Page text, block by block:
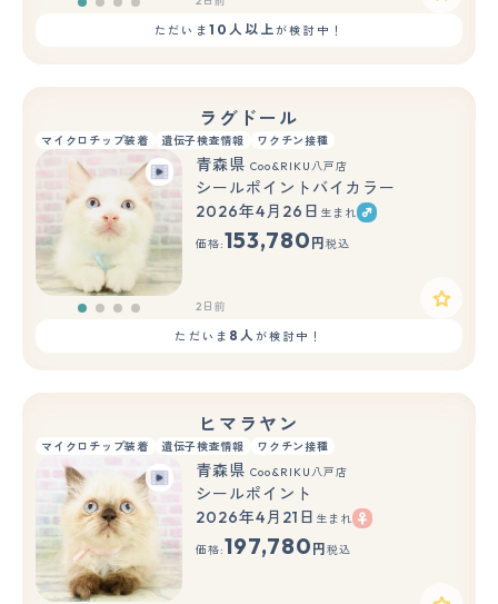
ただいま 10人以上が検討中！
ラグドール
マイクロチップ装着 遺伝子検査情報 ワクチン接種
青森県 Coo&RIKU八戸店
シールポイントバイカラー
2026年4月26日 生まれ
価格:153,780 円 税込
2日前
ただいま 8人が検討中！
ヒマラヤン
マイクロチップ装着 遺伝子検査情報 ワクチン接種
青森県 Coo&RIKU八戸店
シールポイント
2026年4月21日 生まれ
価格:197,780 円 税込